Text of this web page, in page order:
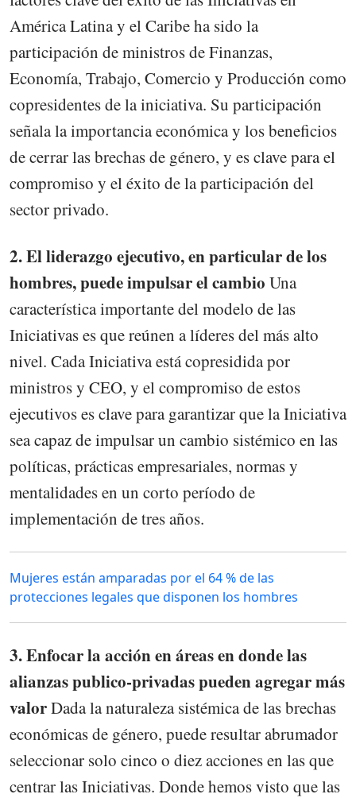
América Latina y el Caribe ha sido la
participación de ministros de Finanzas,
Economía, Trabajo, Comercio y Producción como
copresidentes de la iniciativa. Su participación
señala la importancia económica y los beneficios
de cerrar las brechas de género, y es clave para el
compromiso y el éxito de la participación del
sector privado.
2. El liderazgo ejecutivo, en particular de los
hombres, puede impulsar el cambio Una
característica importante del modelo de las
Iniciativas es que reúnen a líderes del más alto
nivel. Cada Iniciativa está copresidida por
ministros y CEO, y el compromiso de estos
ejecutivos es clave para garantizar que la Iniciativa
sea capaz de impulsar un cambio sistémico en las
políticas, prácticas empresariales, normas y
mentalidades en un corto período de
implementación de tres años.
Mujeres están amparadas por el 64 % de las
protecciones legales que disponen los hombres
3. Enfocar la acción en áreas en donde las
alianzas publico-privadas pueden agregar más
valorDada la naturaleza sistémica de las brechas
económicas de género, puede resultar abrumador
seleccionar solo cinco o diez acciones en las que
centrar las Iniciativas. Donde hemos visto que las